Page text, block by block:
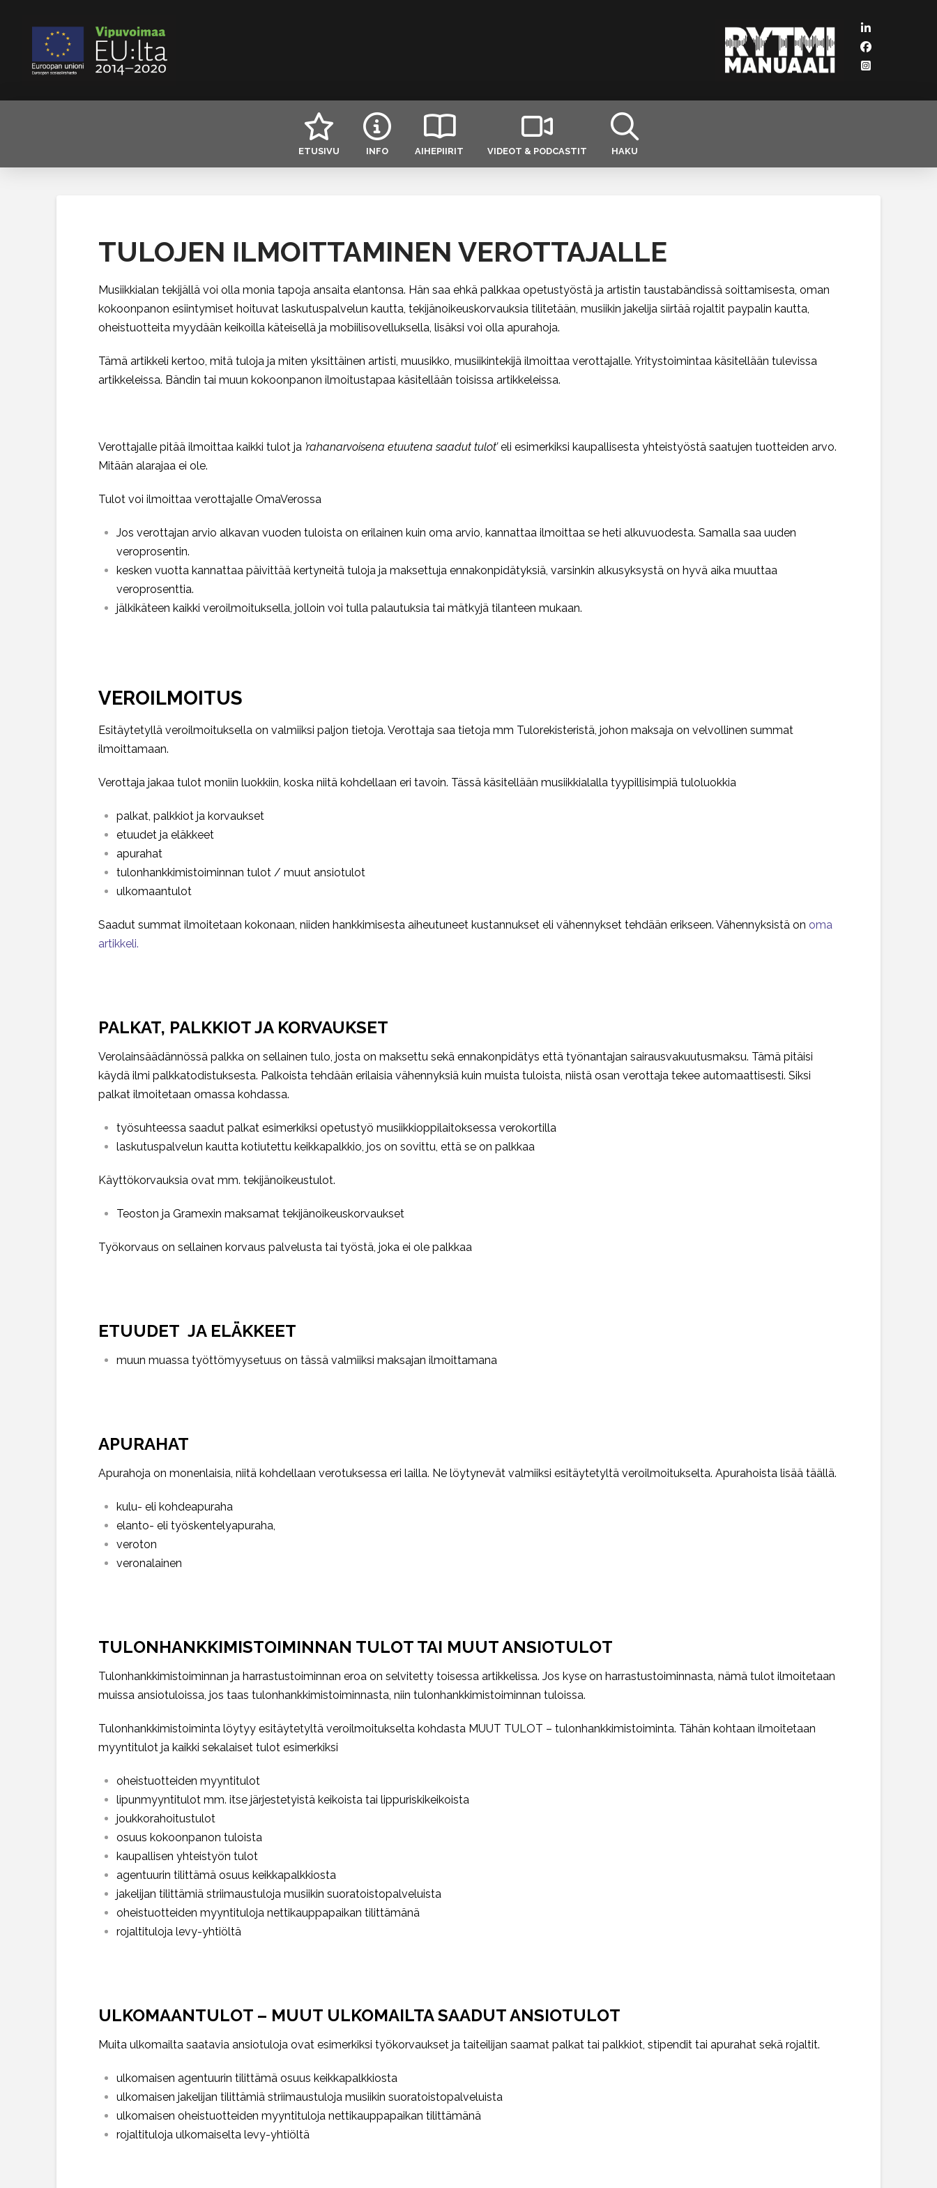
ETUSIVU INFO AIHEPIIRIT VIDEOT & PODCASTIT HAKU
TULOJEN ILMOITTAMINEN VEROTTAJALLE
Musiikkialan tekijällä voi olla monia tapoja ansaita elantonsa. Hän saa ehkä palkkaa opetustyöstä ja artistin taustabändissä soittamisesta, oman
kokoonpanon esiintymiset hoituvat laskutuspalvelun kautta, tekijänoikeuskorvauksia tilitetään, musiikin jakelija siirtää rojaltit paypalin kautta,
oheistuotteita myydään keikoilla käteisellä ja mobiilisovelluksella, lisäksi voi olla apurahoja.
Tämä artikkeli kertoo, mitä tuloja ja miten yksittäinen artisti, muusikko, musiikintekijä ilmoittaa verottajalle. Yritystoimintaa käsitellään tulevissa
artikkeleissa. Bändin tai muun kokoonpanon ilmoitustapaa käsitellään toisissa artikkeleissa.
Verottajalle pitää ilmoittaa kaikki tulot ja ’rahanarvoisena etuutena saadut tulot’eli esimerkiksi kaupallisesta yhteistyöstä saatujen tuotteiden arvo.
Mitään alarajaa ei ole.
Tulot voi ilmoittaa verottajalle OmaVerossa
Jos verottajan arvio alkavan vuoden tuloista on erilainen kuin oma arvio, kannattaa ilmoittaa se heti alkuvuodesta. Samalla saa uuden
veroprosentin.
kesken vuotta kannattaa päivittää kertyneitä tuloja ja maksettuja ennakonpidätyksiä, varsinkin alkusyksystä on hyvä aika muuttaa
veroprosenttia.
jälkikäteen kaikki veroilmoituksella, jolloin voi tulla palautuksia tai mätkyjä tilanteen mukaan.
VEROILMOITUS
Esitäytetyllä veroilmoituksella on valmiiksi paljon tietoja. Verottaja saa tietoja mm Tulorekisteristä, johon maksaja on velvollinen summat
ilmoittamaan.
Verottaja jakaa tulot moniin luokkiin, koska niitä kohdellaan eri tavoin. Tässä käsitellään musiikkialalla tyypillisimpiä tuloluokkia
palkat, palkkiot ja korvaukset
etuudet ja eläkkeet
apurahat
tulonhankkimistoiminnan tulot / muut ansiotulot
ulkomaantulot
Saadut summat ilmoitetaan kokonaan, niiden hankkimisesta aiheutuneet kustannukset eli vähennykset tehdään erikseen. Vähennyksistä on oma
artikkeli.
PALKAT, PALKKIOT JA KORVAUKSET
Verolainsäädännössä palkka on sellainen tulo, josta on maksettu sekä ennakonpidätys että työnantajan sairausvakuutusmaksu. Tämä pitäisi
käydä ilmi palkkatodistuksesta. Palkoista tehdään erilaisia vähennyksiä kuin muista tuloista, niistä osan verottaja tekee automaattisesti. Siksi
palkat ilmoitetaan omassa kohdassa.
työsuhteessa saadut palkat esimerkiksi opetustyö musiikkioppilaitoksessa verokortilla
laskutuspalvelun kautta kotiutettu keikkapalkkio, jos on sovittu, että se on palkkaa
Käyttökorvauksia ovat mm. tekijänoikeustulot.
Teoston ja Gramexin maksamat tekijänoikeuskorvaukset
Työkorvaus on sellainen korvaus palvelusta tai työstä, joka ei ole palkkaa
ETUUDET JA ELÄKKEET
muun muassa työttömyysetuus on tässä valmiiksi maksajan ilmoittamana
APURAHAT
Apurahoja on monenlaisia, niitä kohdellaan verotuksessa eri lailla. Ne löytynevät valmiiksi esitäytetyltä veroilmoitukselta. Apurahoista lisää täällä.
kulu- eli kohdeapuraha
elanto- eli työskentelyapuraha,
veroton
veronalainen
TULONHANKKIMISTOIMINNAN TULOT TAI MUUT ANSIOTULOT
Tulonhankkimistoiminnan ja harrastustoiminnan eroa on selvitetty toisessa artikkelissa. Jos kyse on harrastustoiminnasta, nämä tulot ilmoitetaan
muissa ansiotuloissa, jos taas tulonhankkimistoiminnasta, niin tulonhankkimistoiminnan tuloissa.
Tulonhankkimistoiminta löytyy esitäytetyltä veroilmoitukselta kohdasta MUUT TULOT – tulonhankkimistoiminta. Tähän kohtaan ilmoitetaan
myyntitulot ja kaikki sekalaiset tulot esimerkiksi
oheistuotteiden myyntitulot
lipunmyyntitulot mm. itse järjestetyistä keikoista tai lippuriskikeikoista
joukkorahoitustulot
osuus kokoonpanon tuloista
kaupallisen yhteistyön tulot
agentuurin tilittämä osuus keikkapalkkiosta
jakelijan tilittämiä striimaustuloja musiikin suoratoistopalveluista
oheistuotteiden myyntituloja nettikauppapaikan tilittämänä
rojaltituloja levy-yhtiöltä
ULKOMAANTULOT – MUUT ULKOMAILTA SAADUT ANSIOTULOT
Muita ulkomailta saatavia ansiotuloja ovat esimerkiksi työkorvaukset ja taiteilijan saamat palkat tai palkkiot, stipendit tai apurahat sekä rojaltit.
ulkomaisen agentuurin tilittämä osuus keikkapalkkiosta
ulkomaisen jakelijan tilittämiä striimaustuloja musiikin suoratoistopalveluista
ulkomaisen oheistuotteiden myyntituloja nettikauppapaikan tilittämänä
rojaltituloja ulkomaiselta levy-yhtiöltä